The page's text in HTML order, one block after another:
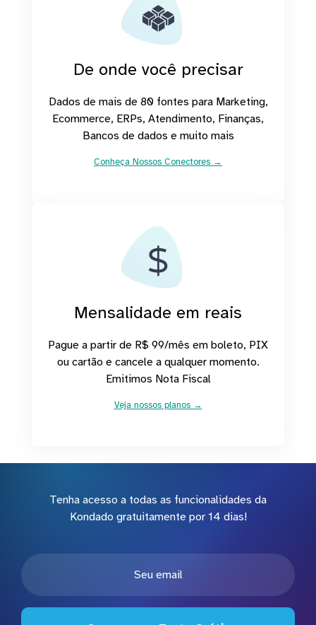
De onde você precisar
Dados de mais de 80 fontes para Marketing,
Ecommerce, ERPs, Atendimento, Finanças,
Bancos de dados e muito mais
Conheça Nossos Conectores →
Mensalidade em reais
Pague a partir de R$ 99/mês em boleto, PIX
ou cartão e cancele a qualquer momento.
Emitimos Nota Fiscal
Veja nossos planos →
Tenha acesso a todas as funcionalidades da
Kondado gratuitamente por 14 dias!